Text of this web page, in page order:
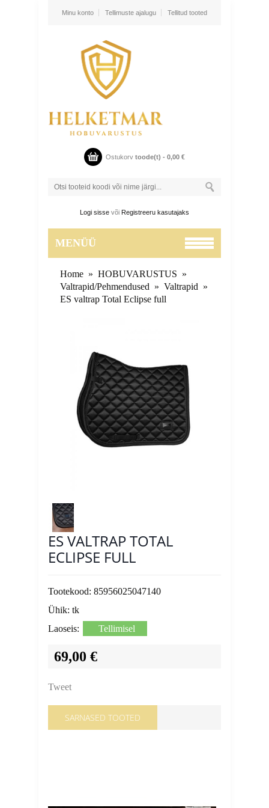
Minu konto Tellimuste ajalugu Tellitud tooted
Ostukorv toode(t) - 0,00 €
Logi sisse või Registreeru kasutajaks
MENÜÜ
Home » HOBUVARUSTUS »
Valtrapid/Pehmendused » Valtrapid »
ES valtrap Total Eclipse full
ES VALTRAP TOTAL
ECLIPSE FULL
Tootekood: 85956025047140
Ühik: tk
Laoseis:
Tellimisel
69,00 €
Tweet
SARNASED TOOTED